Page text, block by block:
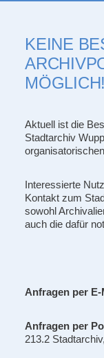
KEINE
MÖGLICH!
Aktuell ist die
Stadtarchiv
Interessierte
Kontakt zum
sowohl
auch die dafür
Anfragen per E-
Anfragen per
213.2